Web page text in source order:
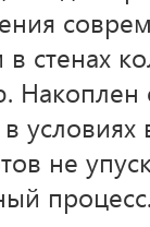
в стенах
условиях
не